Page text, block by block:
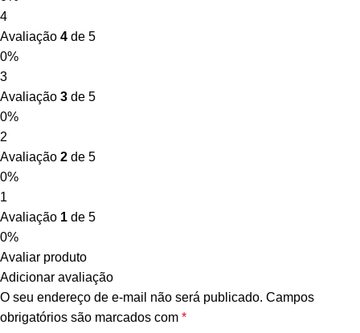
4
Avaliação 4 de 5
0%
3
Avaliação 3 de 5
0%
2
Avaliação 2 de 5
0%
1
Avaliação 1 de 5
0%
Avaliar produto
Adicionar avaliação
O seu endereço de e-mail não será publicado. Campos
obrigatórios são marcados com *